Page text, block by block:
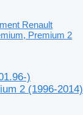
Renault
Premium 2
)
2 (1996-2014)